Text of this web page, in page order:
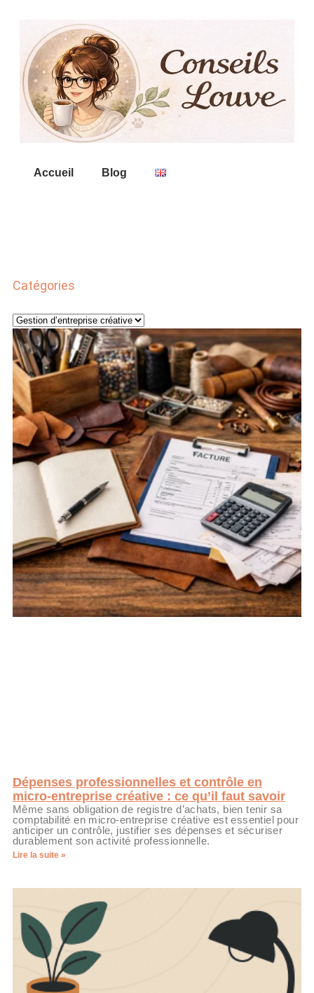
Accueil Blog
Catégories
Dépenses professionnelles et contrôle en
micro-entreprise créative : ce qu’il faut savoir
Même sans obligation de registre d’achats, bien tenir sa
comptabilité en micro-entreprise créative est essentiel pour
anticiper un contrôle, justifier ses dépenses et sécuriser
durablement son activité professionnelle.
Lire la suite »